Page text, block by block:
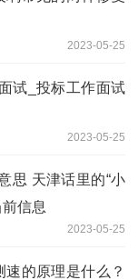
2023-05-25
试_投标工作面试
2023-05-25
思 天津话里的“小
信息
2023-05-25
的原理是什么？